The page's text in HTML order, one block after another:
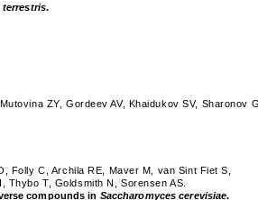
terrestris.
ZY, Gordeev AV, Khaidukov SV, Sharonov
Folly C, Archila RE, Maver M, van Sint Fiet S,
Thybo T, Goldsmith N, Sorensen AS.
compounds in Saccharomyces cerevisiae.